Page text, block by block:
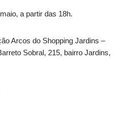
a partir das 18h.
Arcos do Shopping Jardins –
Sobral, 215, bairro Jardins,